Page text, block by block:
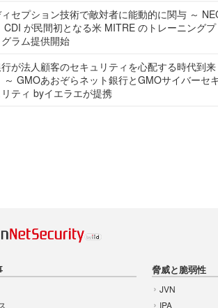
セプション技術で敵対者に能動的に関与 ～
CDI が民間初となる米 MITRE のトレーニングプ
グラム提供開始
が法人顧客のセキュリティを心配する時代到来
～ GMOあおぞらネット銀行とGMOサイバーセ
リティ byイエラエが提携
脅威と脆弱性
JVN
IPA